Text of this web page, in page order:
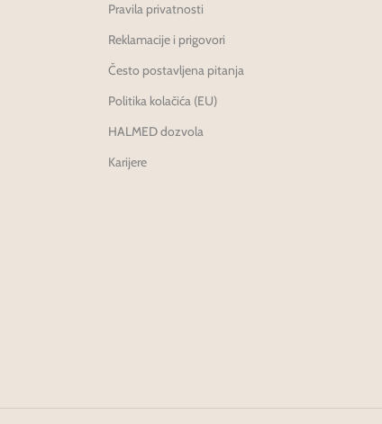
Pravila privatnosti
Reklamacije i prigovori
Često postavljena pitanja
Politika kolačića (EU)
HALMED dozvola
Karijere